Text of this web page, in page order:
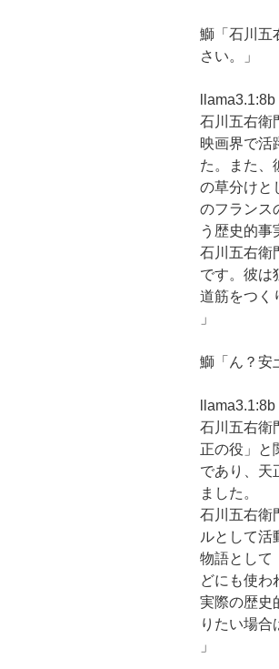
鰤「石川五
さい。」
llama3.1:8b
石川五右衛
映画界で活
た。また、
の草分けと
のフランス
う歴史的事
石川五右衛
です。彼は
道筋をつく
」
鰤「ん？安
llama3.1:8b
石川五右衛
正の役」と
であり、天
ました。
石川五右衛
ルとして活
物語として
どにも使わ
実際の歴史
りたい場合
」